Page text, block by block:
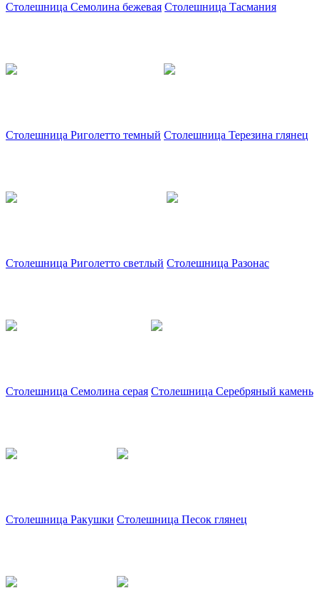
Столешница Семолина бежевая Столешница Тасмания
Столешница Риголетто темный Столешница Терезина глянец
Столешница Риголетто светлый Столешница Разонас
Столешница Семолина серая Столешница Серебряный камень
Столешница Ракушки Столешница Песок глянец